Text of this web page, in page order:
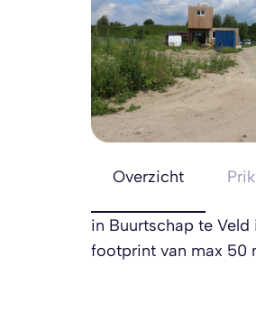
Overzicht
in Buurtschap te
footprint van max 50